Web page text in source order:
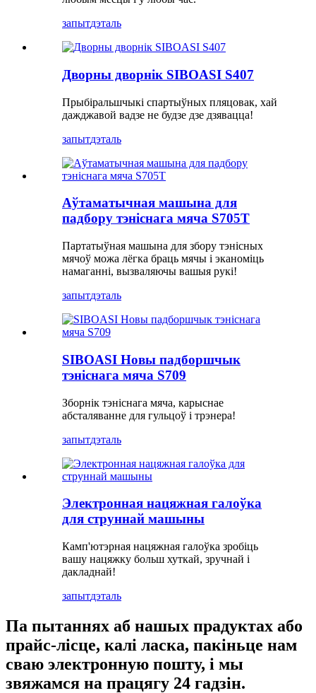
запытдэталь
Дворны дворнік SIBOASI S407
Прыбіральшчыкі спартыўных пляцовак, хай
дажджавой вадзе не будзе дзе дзявацца!
запытдэталь
Аўтаматычная машына для
падбору тэніснага мяча S705T
Партатыўная машына для збору тэнісных
мячоў можа лёгка браць мячы і эканоміць
намаганні, вызваляючы вашыя рукі!
запытдэталь
SIBOASI Новы падборшчык
тэніснага мяча S709
Зборнік тэніснага мяча, карыснае
абсталяванне для гульцоў і трэнера!
запытдэталь
Электронная нацяжная галоўка
для струннай машыны
Камп'ютэрная нацяжная галоўка зробіць
вашу нацяжку больш хуткай, зручнай і
дакладнай!
запытдэталь
Па пытаннях аб нашых прадуктах або
прайс-лісце, калі ласка, пакіньце нам
сваю электронную пошту, і мы
звяжамся на працягу 24 гадзін.